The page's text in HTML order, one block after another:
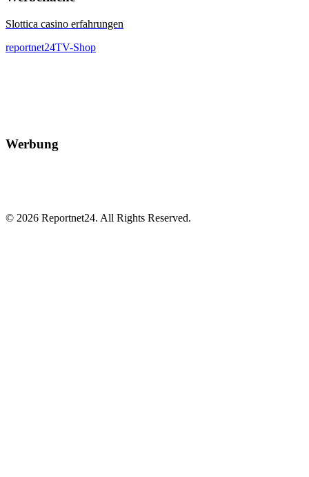
Slottica casino erfahrungen
reportnet24TV-Shop
Werbung
© 2026 Reportnet24. All Rights Reserved.